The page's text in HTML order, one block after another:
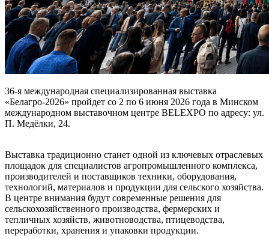
36-я международная специализированная выставка
«Белагро-2026» пройдет со 2 по 6 июня 2026 года в Минском
международном выставочном центре BELEXPO по адресу: ул.
П. Медёлки, 24.
Выставка традиционно станет одной из ключевых отраслевых
площадок для специалистов агропромышленного комплекса,
производителей и поставщиков техники, оборудования,
технологий, материалов и продукции для сельского хозяйства.
В центре внимания будут современные решения для
сельскохозяйственного производства, фермерских и
тепличных хозяйств, животноводства, птицеводства,
переработки, хранения и упаковки продукции.